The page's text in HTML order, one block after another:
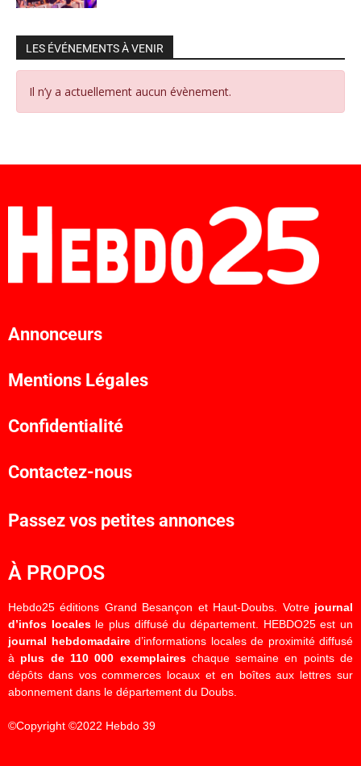
LES ÉVÉNEMENTS À VENIR
Il n’y a actuellement aucun évènement.
Annonceurs
Mentions Légales
Confidentialité
Contactez-nous
Passez vos petites annonces
À PROPOS
Hebdo25 éditions Grand Besançon et Haut-Doubs. Votre journal
d’infos localesle plus diffusé du département. HEBDO25 est un
journal hebdomadaired’informations locales de proximité diffusé
à plus de 110 000 exemplaireschaque semaine en points de
dépôts dans vos commerces locaux et en boîtes aux lettres sur
abonnement dans le département du Doubs.
©Copyright ©2022 Hebdo 39